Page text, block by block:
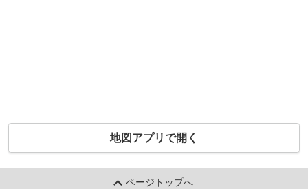
地図アプリで開く
ページトップへ